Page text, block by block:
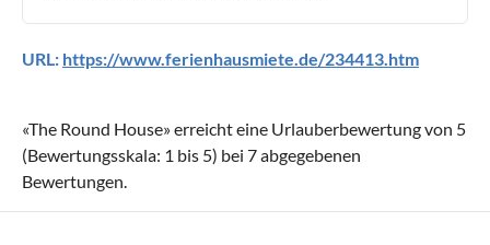
URL: https://www.ferienhausmiete.de/234413.htm
«The Round House» erreicht eine Urlauberbewertung von 5
(Bewertungsskala: 1 bis 5) bei 7abgegebenen
Bewertungen.